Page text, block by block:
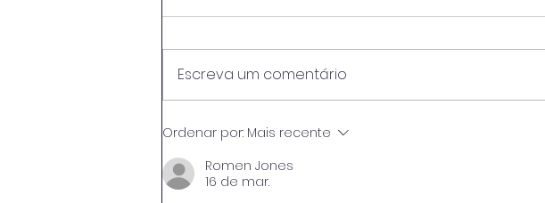
🍇🍷 A segunda turma da
pós-graduação em
Viticultura e Enologia teve
o privilégio de envasar seu
Escreva um comentário
Ordenar por: Mais recente
Romen Jones
16 de mar.